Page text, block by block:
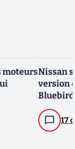
moteursNissan
version
Bluebird
17